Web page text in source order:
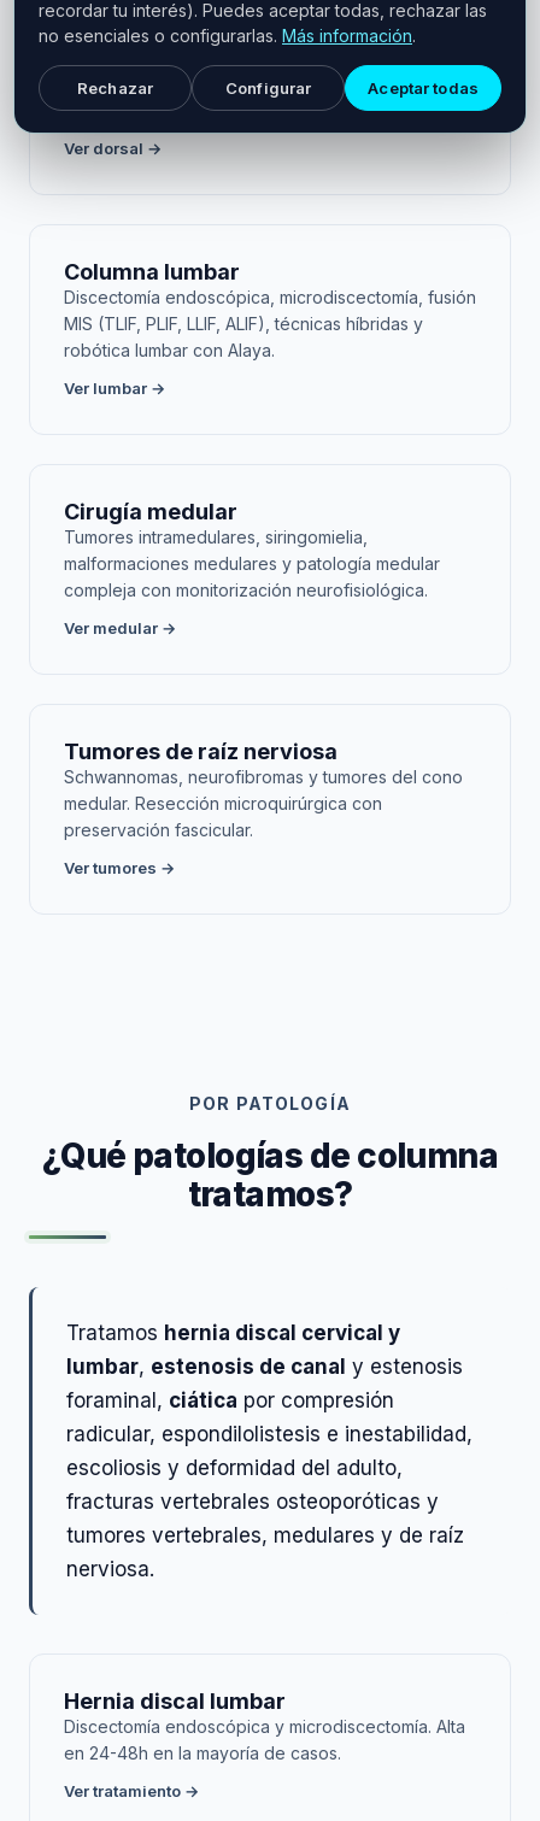
Columna dorsal (torácica)
cirugía endoscópica dorsal, fusión percutánea y
robótica dorsal Alaya.
Ver dorsal →
Columna lumbar
Discectomía endoscópica, microdiscectomía, fusión
MIS (TLIF, PLIF, LLIF, ALIF), técnicas híbridas y
robótica lumbar con Alaya.
Ver lumbar →
Cirugía medular
Tumores intramedulares, siringomielia,
malformaciones medulares y patología medular
compleja con monitorización neurofisiológica.
Ver medular →
Tumores de raíz nerviosa
Schwannomas, neurofibromas y tumores del cono
medular. Resección microquirúrgica con
preservación fascicular.
Ver tumores →
POR PATOLOGÍA
¿Qué patologías de columna
tratamos?
Tratamos hernia discal cervical y
lumbar, estenosis de canal y estenosis
foraminal, ciática por compresión
radicular, espondilolistesis e inestabilidad,
escoliosis y deformidad del adulto,
fracturas vertebrales osteoporóticas y
tumores vertebrales, medulares y de raíz
nerviosa.
Hernia discal lumbar
Discectomía endoscópica y microdiscectomía. Alta
en 24-48h en la mayoría de casos.
Ver tratamiento →
recordar tu interés). Puedes aceptar todas, rechazar las
no esenciales o configurarlas. Más información.
Rechazar Configurar Aceptar todas